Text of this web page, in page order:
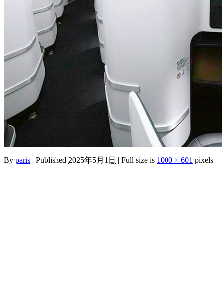
By paris | Published 2025年5月1日 | Full size is 1000 × 601 pixels